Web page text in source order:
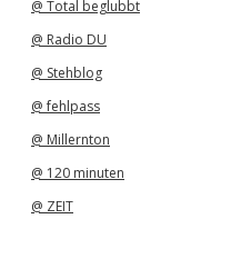
@ Total beglubbt
@ Radio DU
@ Stehblog
@ fehlpass
@ Millernton
@ 120 minuten
@ ZEIT